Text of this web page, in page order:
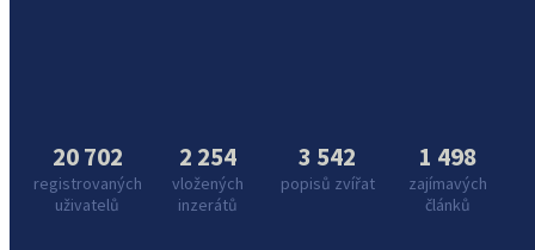
20 702
registrovaných
uživatelů
2 254
vložených
inzerátů
3 542
popisů zvířat
1 498
zajímavých
článků